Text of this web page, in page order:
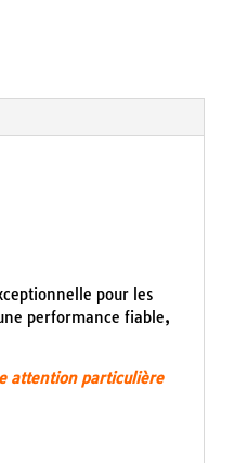
pour les
performance fiable,
attention particulière